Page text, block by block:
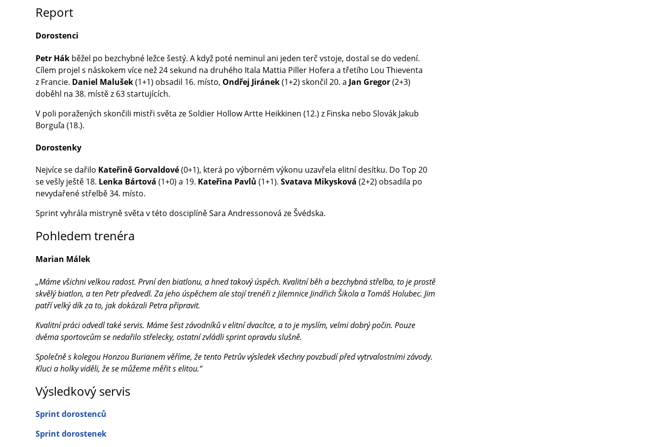
Report
Dorostenci
Petr Hák běžel po bezchybné ležce šestý. A když poté neminul ani jeden terč vstoje, dostal se do vedení.
Cílem projel s náskokem více než 24 sekund na druhého Itala Mattia Piller Hofera a třetího Lou Thieventa
z Francie. Daniel Malušek(1+1) obsadil 16. místo, Ondřej Jiránek(1+2) skončil 20. a Jan Gregor(2+3)
doběhl na 38. místě z 63 startujících.
V poli poražených skončili mistři světa ze Soldier Hollow Artte Heikkinen (12.) z Finska nebo Slovák Jakub
Borguľa (18.).
Dorostenky
Nejvíce se dařilo Kateřině Gorvaldové(0+1), která po výborném výkonu uzavřela elitní desítku. Do Top 20
se vešly ještě 18. Lenka Bártová (1+0) a 19. Kateřina Pavlů (1+1). Svatava Mikysková (2+2) obsadila po
nevydařené střelbě 34. místo.
Sprint vyhrála mistryně světa v této dosciplíně Sara Andressonová ze Švédska.
Pohledem trenéra
Marian Málek
„Máme všichni velkou radost. První den biatlonu, a hned takový úspěch. Kvalitní běh a bezchybná střelba, to je prostě
skvělý biatlon, a ten Petr předvedl. Za jeho úspěchem ale stojí trenéři z Jilemnice Jindřich Šikola a Tomáš Holubec. Jim
patří velký dík za to, jak dokázali Petra připravit.
Kvalitní práci odvedl také servis. Máme šest závodníků v elitní dvacítce, a to je myslím, velmi dobrý počin. Pouze
dvěma sportovcům se nedařilo střelecky, ostatní zvládli sprint opravdu slušně.
Společně s kolegou Honzou Burianem věříme, že tento Petrův výsledek všechny povzbudí před vytrvalostními závody.
Kluci a holky viděli, že se můžeme měřit s elitou.“
Výsledkový servis
Sprint dorostenců
Sprint dorostenek